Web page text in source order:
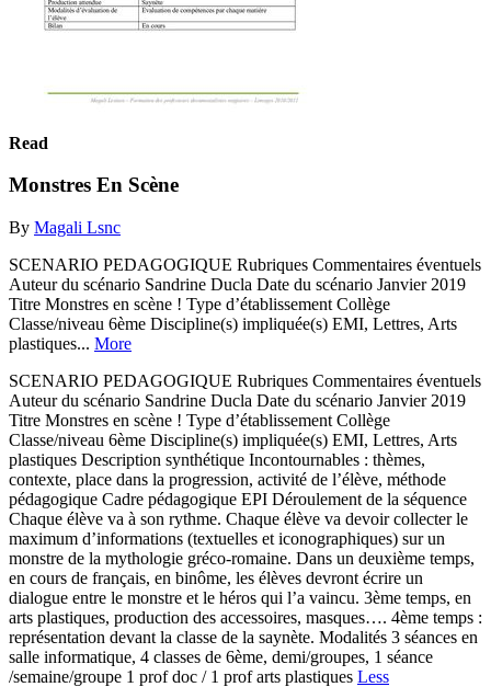
Read
Monstres En Scène
By Magali Lsnc
SCENARIO PEDAGOGIQUE Rubriques Commentaires éventuels
Auteur du scénario Sandrine Ducla Date du scénario Janvier 2019
Titre Monstres en scène ! Type d’établissement Collège
Classe/niveau 6ème Discipline(s) impliquée(s) EMI, Lettres, Arts
plastiques... More
SCENARIO PEDAGOGIQUE Rubriques Commentaires éventuels
Auteur du scénario Sandrine Ducla Date du scénario Janvier 2019
Titre Monstres en scène ! Type d’établissement Collège
Classe/niveau 6ème Discipline(s) impliquée(s) EMI, Lettres, Arts
plastiques Description synthétique Incontournables : thèmes,
contexte, place dans la progression, activité de l’élève, méthode
pédagogique Cadre pédagogique EPI Déroulement de la séquence
Chaque élève va à son rythme. Chaque élève va devoir collecter le
maximum d’informations (textuelles et iconographiques) sur un
monstre de la mythologie gréco-romaine. Dans un deuxième temps,
en cours de français, en binôme, les élèves devront écrire un
dialogue entre le monstre et le héros qui l’a vaincu. 3ème temps, en
arts plastiques, production des accessoires, masques…. 4ème temps :
représentation devant la classe de la saynète. Modalités 3 séances en
salle informatique, 4 classes de 6ème, demi/groupes, 1 séance
/semaine/groupe 1 prof doc / 1 prof arts plastiques Less